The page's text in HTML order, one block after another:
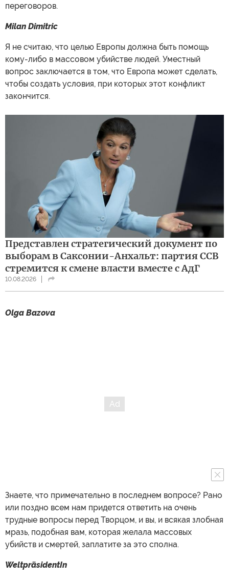
переговоров.
Milan Dimitric
Я не считаю, что целью Европы должна быть помощь
кому-либо в массовом убийстве людей. Уместный
вопрос заключается в том, что Европа может сделать,
чтобы создать условия, при которых этот конфликт
закончится.
Представлен стратегический документ по
выборам в Саксонии-Анхальт: партия ССВ
стремится к смене власти вместе с АдГ
10.08.2026
Olga Bazova
Знаете, что примечательно в последнем вопросе? Рано
или поздно всем нам придется ответить на очень
трудные вопросы перед Творцом, и вы, и всякая злобная
мразь, подобная вам, которая желала массовых
убийств и смертей, заплатите за это сполна.
WeltpräsidentIn